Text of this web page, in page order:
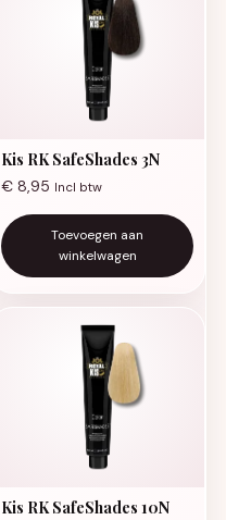
Kis RK SafeShades 3N
€ 8,95 Incl btw
Toevoegen aan
winkelwagen
Kis RK SafeShades 10N